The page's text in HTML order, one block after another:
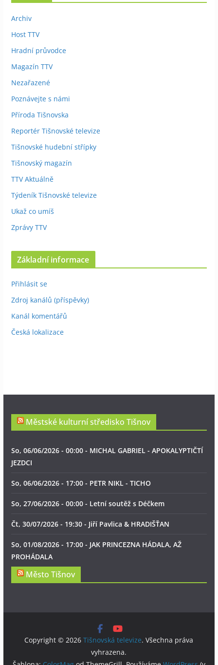
Archiv
Host TTV
Hradní průvodce
Magazín TTV
Nezařazené
Poznávejte s námi
Příroda Tišnovska
Reportér Tišnovské televize
Tišnovské hudební střípky
Tišnovský magazín
TTV Aktuálně
Týdeník Tišnovské televize
Ukaž co umíš
Zprávy TTV
Základní informace
Přihlásit se
Zdroj kanálů (příspěvky)
Kanál komentářů
Česká lokalizace
Městské kulturní středisko Tišnov
So, 06/06/2026 - 00:00 - MICHAL GABRIEL - APOKALYPTIČTÍ
JEZDCI
So, 06/06/2026 - 17:00 - PETR NIKL - TICHO
So, 27/06/2026 - 00:00 - Letní soutěž s Déčkem
Čt, 30/07/2026 - 19:30 - Jiří Pavlica & HRADIŠŤAN
So, 01/08/2026 - 17:00 - JAK PRINCEZNA HÁDALA, AŽ
PROHÁDALA
Město Tišnov
Copyright © 2026Tišnovská televize. Všechna práva
vyhrazena.